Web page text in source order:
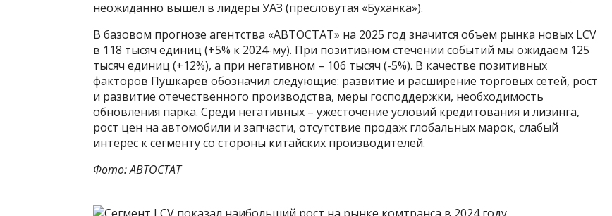
неожиданно вышел в лидеры УАЗ (пресловутая «Буханка»).
В базовом прогнозе агентства «АВТОСТАТ» на 2025 год значится объем рынка новых LCV
в 118 тысяч единиц (+5% к 2024-му). При позитивном стечении событий мы ожидаем 125
тысяч единиц (+12%), а при негативном – 106 тысяч (-5%). В качестве позитивных
факторов Пушкарев обозначил следующие: развитие и расширение торговых сетей, рост
и развитие отечественного производства, меры господдержки, необходимость
обновления парка. Среди негативных – ужесточение условий кредитования и лизинга,
рост цен на автомобили и запчасти, отсутствие продаж глобальных марок, слабый
интерес к сегменту со стороны китайских производителей.
Фото: АВТОСТАТ